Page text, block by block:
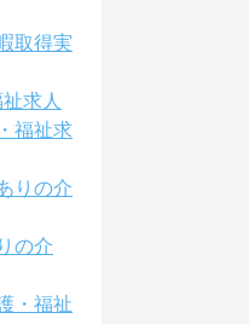
取得実
求人
福祉求
りの介
の介
・福祉